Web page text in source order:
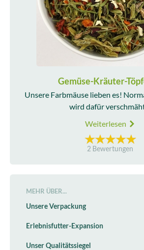
Gemüse-Kräuter-
Unsere Farbmäuse lieben es!
wird dafür
Weiterlesen
2 Bewertungen
MEHR ÜBER...
Unsere Verpackung
Erlebnisfutter-Expansion
Unser Qualitätssiegel